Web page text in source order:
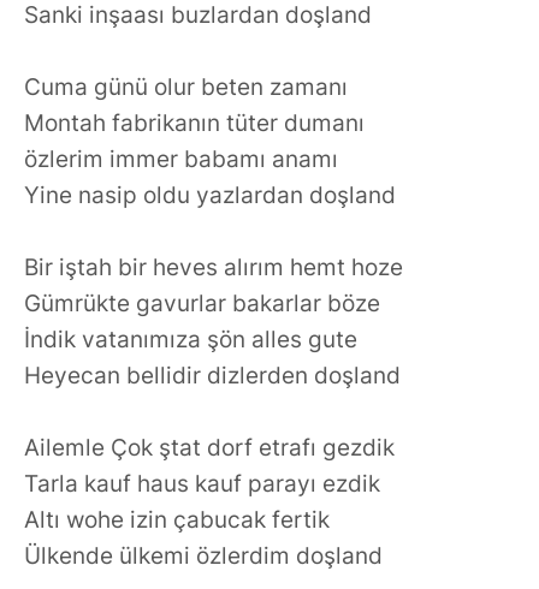
Sanki inşaası buzlardan doşland
Cuma günü olur beten zamanı
Montah fabrikanın tüter dumanı
özlerim immer babamı anamı
Yine nasip oldu yazlardan doşland
Bir iştah bir heves alırım hemt hoze
Gümrükte gavurlar bakarlar böze
İndik vatanımıza şön alles gute
Heyecan bellidir dizlerden doşland
Ailemle Çok ştat dorf etrafı gezdik
Tarla kauf haus kauf parayı ezdik
Altı wohe izin çabucak fertik
Ülkende ülkemi özlerdim doşland